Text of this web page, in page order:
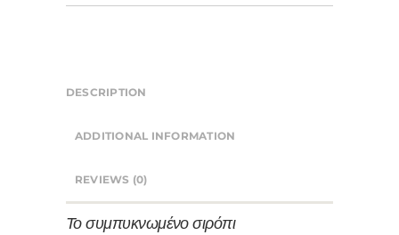
DESCRIPTION
ADDITIONAL INFORMATION
REVIEWS (0)
Το συμπυκνωμένο σιρόπι